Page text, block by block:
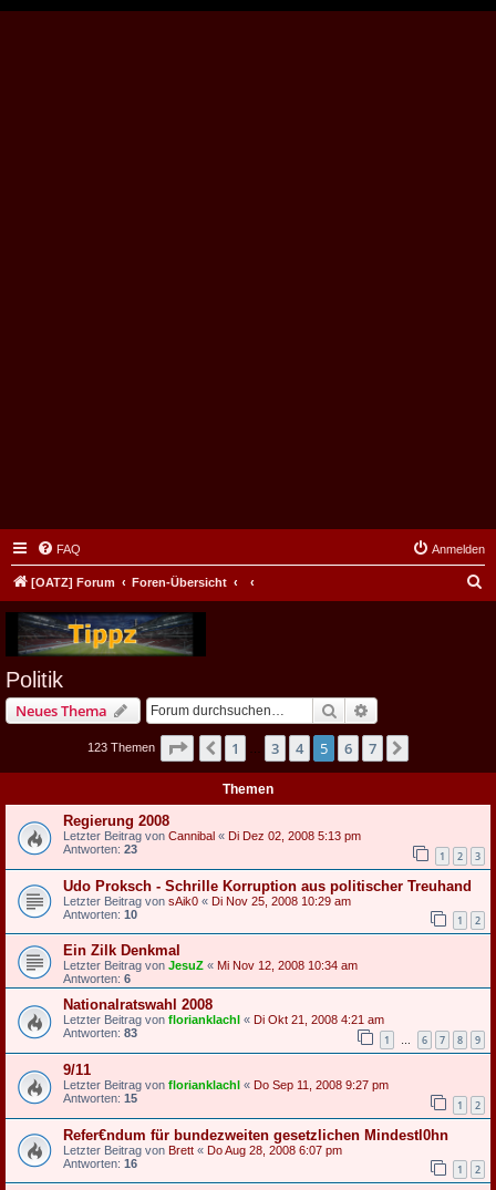
FAQ Anmelden
[OATZ] Forum Foren-Übersicht
Politik
Neues Thema Suche
123 Themen Seite von 7
Vorherige
1 3 4 5 6 7
Themen
Regierung 2008
Letzter Beitrag von Cannibal « Di Dez 02, 2008 5:13 pm
Antworten: 23 1 2 3
Udo Proksch - Schrille Korruption aus politischer Treuhand
Letzter Beitrag von sAik0 « Di Nov 25, 2008 10:29 am
Antworten: 10 1 2
Ein Zilk Denkmal
Letzter Beitrag von JesuZ « Mi Nov 12, 2008 10:34 am
Antworten: 6
Nationalratswahl 2008
Letzter Beitrag von florianklachl « Di Okt 21, 2008 4:21 am
Antworten: 83 1 … 6 7 8 9
9/11
Letzter Beitrag von florianklachl « Do Sep 11, 2008 9:27 pm
Antworten: 15 1 2
Refer€ndum für bundezweiten gesetzlichen Mindestl0hn
Letzter Beitrag von Brett « Do Aug 28, 2008 6:07 pm
Antworten: 16 1 2